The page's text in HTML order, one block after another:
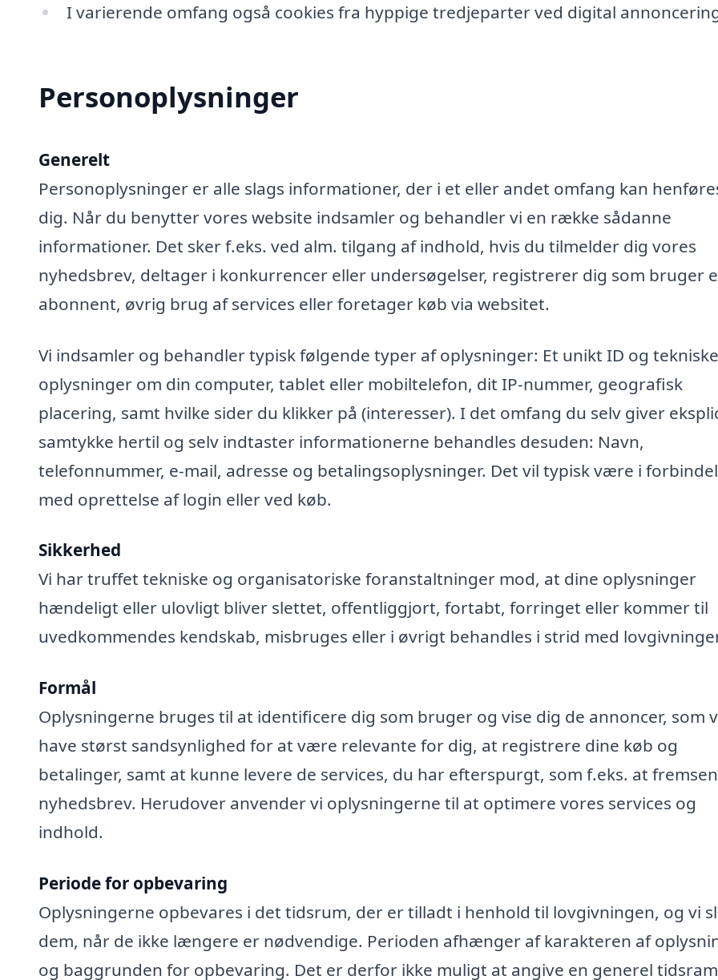
I varierende omfang også cookies fra hyppige tredjeparter ved digital
Personoplysninger
Generelt
Personoplysninger er alle slags informationer, der i et eller andet omfang kan
dig. Når du benytter vores website indsamler og behandler vi en række sådanne
informationer. Det sker f.eks. ved alm. tilgang af indhold, hvis du tilmelder dig vores
nyhedsbrev, deltager i konkurrencer eller undersøgelser, registrerer dig som bruger
abonnent, øvrig brug af services eller foretager køb via websitet.
Vi indsamler og behandler typisk følgende typer af oplysninger: Et unikt ID og tekniske
oplysninger om din computer, tablet eller mobiltelefon, dit IP-nummer, geografisk
placering, samt hvilke sider du klikker på (interesser). I det omfang du selv giver
samtykke hertil og selv indtaster informationerne behandles desuden: Navn,
telefonnummer, e-mail, adresse og betalingsoplysninger. Det vil typisk være i
med oprettelse af login eller ved køb.
Sikkerhed
Vi har truffet tekniske og organisatoriske foranstaltninger mod, at dine oplysninger
hændeligt eller ulovligt bliver slettet, offentliggjort, fortabt, forringet eller kommer til
uvedkommendes kendskab, misbruges eller i øvrigt behandles i strid med
Formål
Oplysningerne bruges til at identificere dig som bruger og vise dig de annoncer, som
have størst sandsynlighed for at være relevante for dig, at registrere dine køb og
betalinger, samt at kunne levere de services, du har efterspurgt, som f.eks. at
nyhedsbrev. Herudover anvender vi oplysningerne til at optimere vores services og
indhold.
Periode for opbevaring
Oplysningerne opbevares i det tidsrum, der er tilladt i henhold til lovgivningen, og vi
dem, når de ikke længere er nødvendige. Perioden afhænger af karakteren af
og baggrunden for opbevaring. Det er derfor ikke muligt at angive en generel